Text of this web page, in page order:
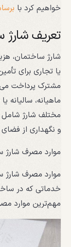
خواهیم کرد با برسام
تعریف شارژ
شارژ ساختمان،
یا تجاری برای
مشترک پرداخت
ماهیانه، سالیانه
مختلف شارژ شامل
و نگهداری از فضای
موارد مصرف شارژ
موارد مصرف شارژ
خدماتی که در
مهم‌ترین موارد